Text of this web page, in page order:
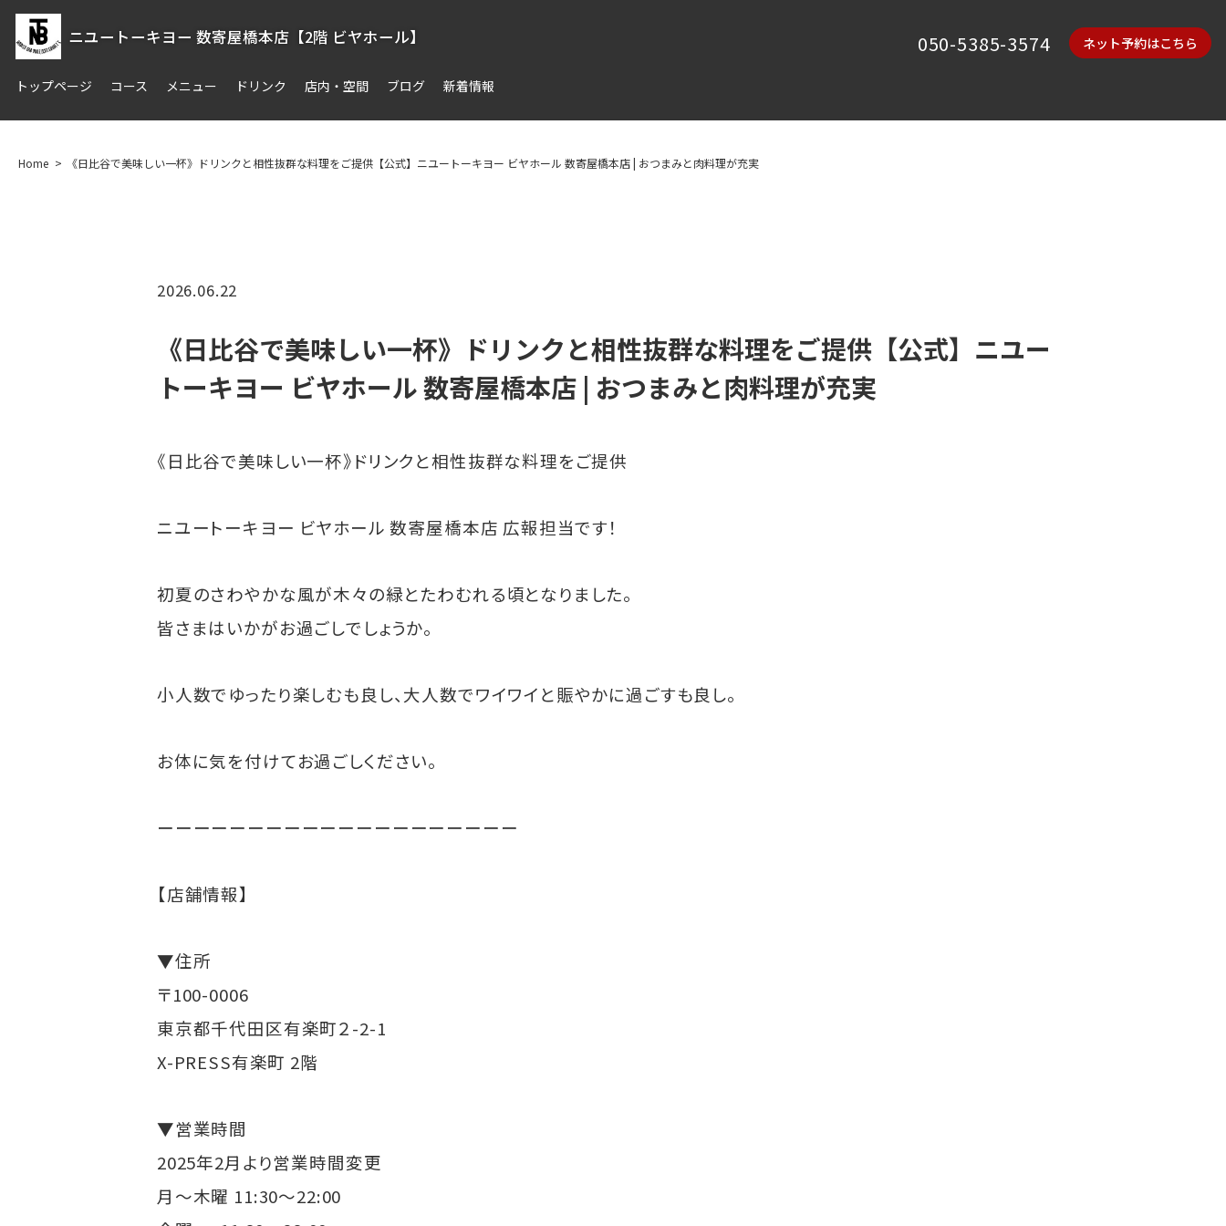
ニユートーキヨー 数寄屋橋本店【2階 ビヤホール】
トップページ コース メニュー ドリンク 店内・空間 ブログ 新着情報
050-5385-3574 ネット予約はこちら
Home 《日比谷で美味しい一杯》ドリンクと相性抜群な料理をご提供【公式】ニユートーキヨー ビヤホール 数寄屋橋本店 | おつまみと肉料理が充実
2026.06.22
《日比谷で美味しい一杯》ドリンクと相性抜群な料理をご提供【公式】ニユー
トーキヨー ビヤホール 数寄屋橋本店 | おつまみと肉料理が充実
《日比谷で美味しい一杯》ドリンクと相性抜群な料理をご提供
ニユートーキヨー ビヤホール 数寄屋橋本店 広報担当です！
初夏のさわやかな風が木々の緑とたわむれる頃となりました。
皆さまはいかがお過ごしでしょうか。
小人数でゆったり楽しむも良し、大人数でワイワイと賑やかに過ごすも良し。
お体に気を付けてお過ごしください。
ーーーーーーーーーーーーーーーーーーーー
【店舗情報】
▼住所
〒100-0006
東京都千代田区有楽町２-2-1
X-PRESS有楽町 2階
▼営業時間
2025年2月より営業時間変更
月～木曜 11:30～22:00